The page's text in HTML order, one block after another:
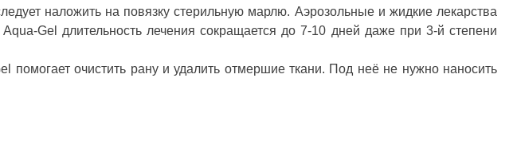
наложить на повязку стерильную марлю. Аэрозольные и жидкие лекарства
Gel длительность лечения сокращается до 7-10 дней даже при 3-й степени
очистить рану и удалить отмершие ткани. Под неё не нужно наносить